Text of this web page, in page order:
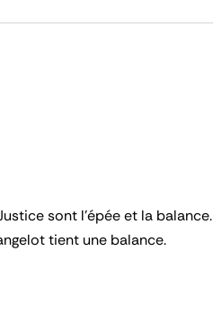
sont l'épée et la balance.
tient une balance.